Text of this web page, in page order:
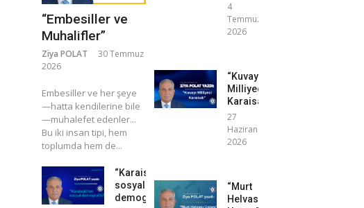
“Embesiller ve
Muhalifler”
Ziya POLAT
30 Temmuz
2026
​Embesiller ve her şeye
—hatta kendilerine bile
—muhalefet edenler...
Bu iki insan tipi, hem
toplumda hem de...
“Karaisalı’nın
sosyal
demografisi”
4
Temmuz
2026
“Kuvayı
Milliyeci
Karaisalı”
27
Haziran
2026
“Murt
Helvası